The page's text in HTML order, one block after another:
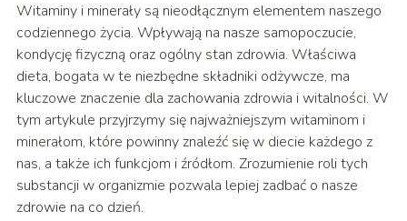
Witaminy i minerały są nieodłącznym elementem naszego
codziennego życia. Wpływają na nasze samopoczucie,
kondycję fizyczną oraz ogólny stan zdrowia. Właściwa
dieta, bogata w te niezbędne składniki odżywcze, ma
kluczowe znaczenie dla zachowania zdrowia i witalności. W
tym artykule przyjrzymy się najważniejszym witaminom i
minerałom, które powinny znaleźć się w diecie każdego z
nas, a także ich funkcjom i źródłom. Zrozumienie roli tych
substancji w organizmie pozwala lepiej zadbać o nasze
zdrowie na co dzień.